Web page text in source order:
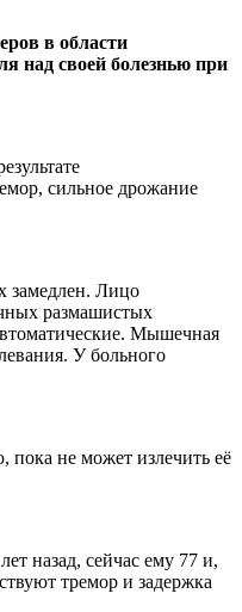
в области
над своей болезнью при
сильное дрожание
замедлен. Лицо
размашистых
Мышечная
У больного
пока не может излечить её
назад, сейчас ему 77 и,
тремор и задержка